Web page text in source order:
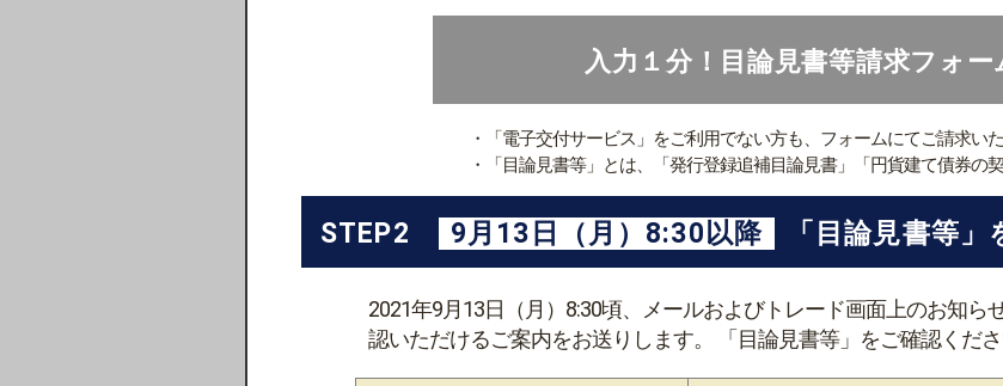
入力１分！目論見書等請求フォー
・「電子交付サービス」をご利用でない方も、フォームにてご請求いた
・「目論見書等」とは、「発行登録追補目論見書」「円貨建て債券の
STEP2 9月13日（月）8:30以降 「目論見書等
2021年9月13日（月）8:30頃、メールおよびトレード画面上のお知ら
認いただけるご案内をお送りします。 「目論見書等」をご確認くださ